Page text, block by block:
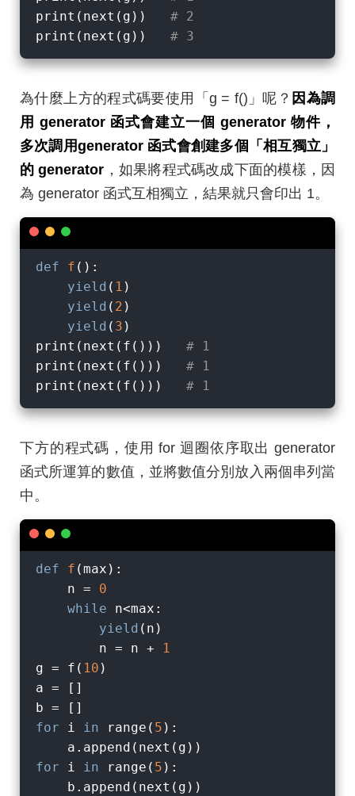
print(next(g)) # 2
print(next(g)) # 3
為什麼上方的程式碼要使用「g = f()」呢？ 因為調
用 generator 函式會建立一個 generator 物件，
多次調用generator 函式會創建多個「相互獨立」
的 generator ，如果將程式碼改成下面的模樣，因
為 generator 函式互相獨立，結果就只會印出 1。
def f ():
yield ( 1 )
yield ( 2 )
yield ( 3 )
print(next(f())) # 1
print(next(f())) # 1
print(next(f())) # 1
下方的程式碼，使用 for 迴圈依序取出 generator
函式所運算的數值，並將數值分別放入兩個串列當
中。
def f (max ):
    n =
0
while n<max:
yield (n)
        n = n +
1
g = f( 10 )
a = []
for i in range( 5 ):
for i in range( 5 ):
    b.append(next(g))